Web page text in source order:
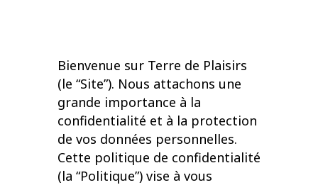
Bienvenue sur Terre de Plaisirs
(le “Site”). Nous attachons une
grande importance à la
confidentialité et à la protection
de vos données personnelles.
Cette politique de confidentialité
(la “Politique”) vise à vous